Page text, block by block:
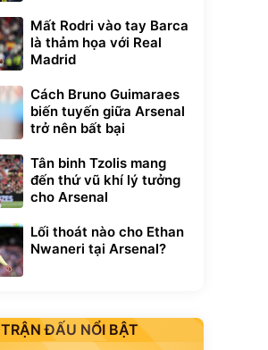
Mất Rodri vào tay Barca
là thảm họa với Real
Madrid
Cách Bruno Guimaraes
biến tuyến giữa Arsenal
trở nên bất bại
Tân binh Tzolis mang
đến thứ vũ khí lý tưởng
cho Arsenal
Lối thoát nào cho Ethan
Nwaneri tại Arsenal?
TRẬN ĐẤU NỔI BẬT